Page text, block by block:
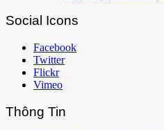
Social Icons
Facebook
Twitter
Flickr
Vimeo
Thông Tin